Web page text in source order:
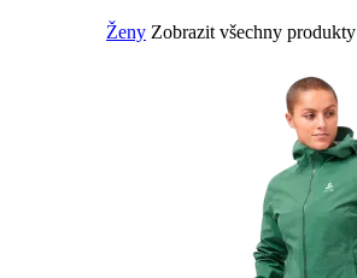
Ženy Zobrazit všechny produkty